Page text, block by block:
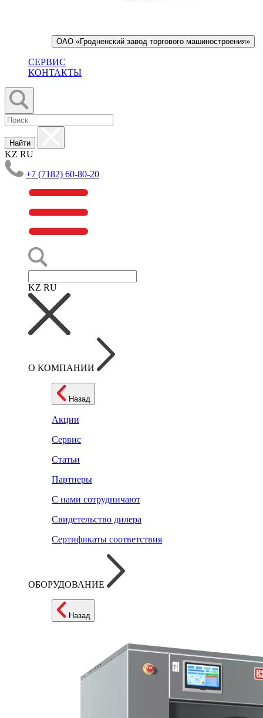
ОАО «Гродненский завод торгового машиностроения»
СЕРВИС
КОНТАКТЫ
Найти
KZ RU
+7 (7182) 60-80-20
KZ RU
О КОМПАНИИ
Назад
Акции
Сервис
Статьи
Партнеры
С нами сотрудничают
Свидетельство дилера
Сертификаты соответствия
ОБОРУДОВАНИЕ
Назад